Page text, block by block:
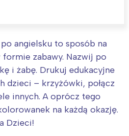
angielsku to sposób na
zabawy. Nazwij po
i żabę. Drukuj edukacyjne
dzieci – krzyżówki, połącz
innych. A oprócz tego
na każdą okazję.
Dzieci!